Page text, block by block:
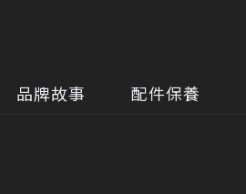
品牌故事 配件保養